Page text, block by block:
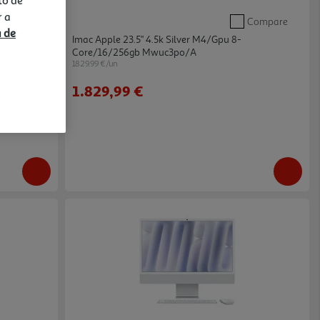
Compare
Imac Apple 23.5" 4.5k Silver M4/gpu 8-
Core/16/256gb Mwuc3po/a
1829.99 €/un
1.829,99 €
a
de